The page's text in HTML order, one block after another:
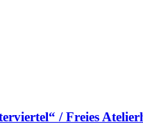
/ Freies